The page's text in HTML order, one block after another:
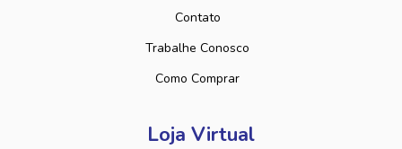
Contato
Trabalhe Conosco
Como Comprar
Loja Virtual